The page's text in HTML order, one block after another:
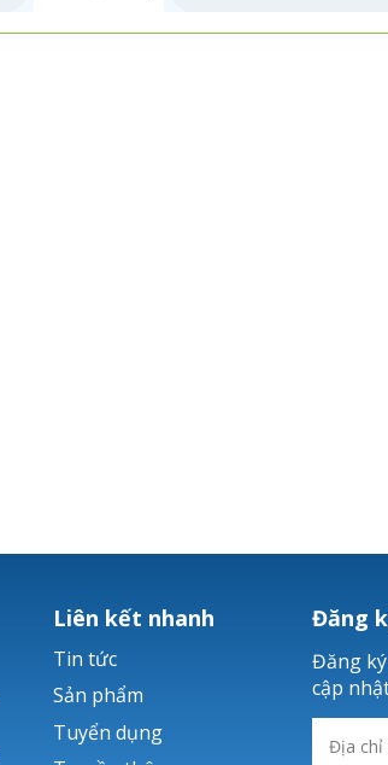
Liên kết nhanh
Tin tức
Sản phẩm
Tuyển dụng
Đăng
Đăng
cập